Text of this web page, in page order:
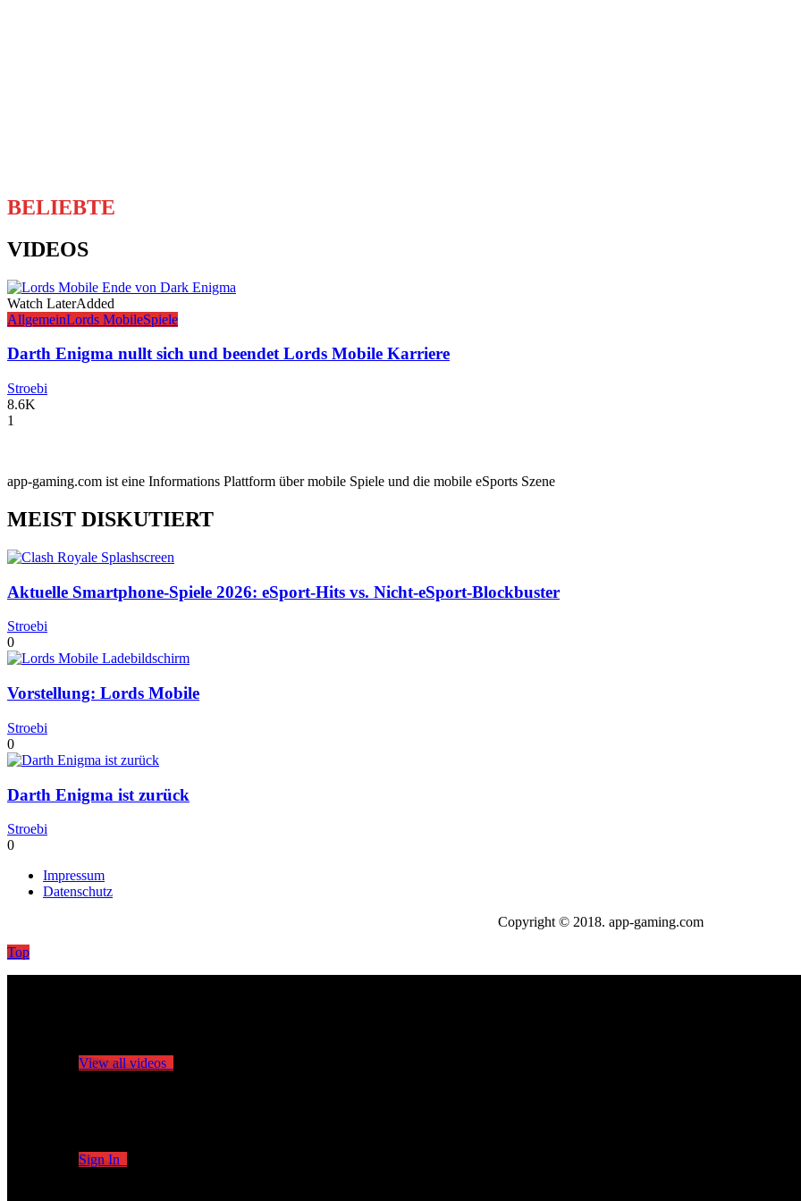
BELIEBTE
VIDEOS
Watch LaterAdded
AllgemeinLords MobileSpiele
Darth Enigma nullt sich und beendet Lords Mobile Karriere
Stroebi
8.6K
1
app-gaming.com ist eine Informations Plattform über mobile Spiele und die mobile eSports Szene
MEIST DISKUTIERT
Aktuelle Smartphone-Spiele 2026: eSport-Hits vs. Nicht-eSport-Blockbuster
Stroebi
0
Vorstellung: Lords Mobile
Stroebi
0
Darth Enigma ist zurück
Stroebi
0
Impressum
Datenschutz
Copyright © 2018. app-gaming.com
Top
View all videos
Sign In